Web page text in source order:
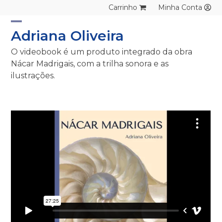
content
Carrinho Minha Conta
Adriana Oliveira
Open
mobile
menu
Close
mobile
menu
O videobook é um produto integrado da obra
Nácar Madrigais, com a trilha sonora e as
ilustrações.